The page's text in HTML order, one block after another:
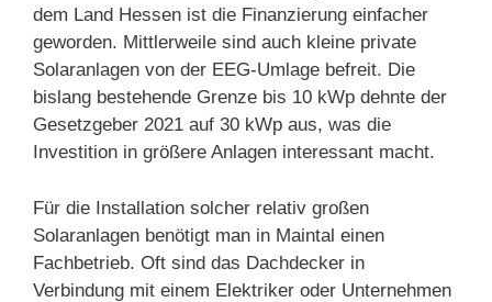
dem Land Hessen ist die Finanzierung einfacher
geworden. Mittlerweile sind auch kleine private
Solaranlagen von der EEG-Umlage befreit. Die
bislang bestehende Grenze bis 10 kWp dehnte der
Gesetzgeber 2021 auf 30 kWp aus, was die
Investition in größere Anlagen interessant macht.
Für die Installation solcher relativ großen
Solaranlagen benötigt man in Maintal einen
Fachbetrieb. Oft sind das Dachdecker in
Verbindung mit einem Elektriker oder Unternehmen